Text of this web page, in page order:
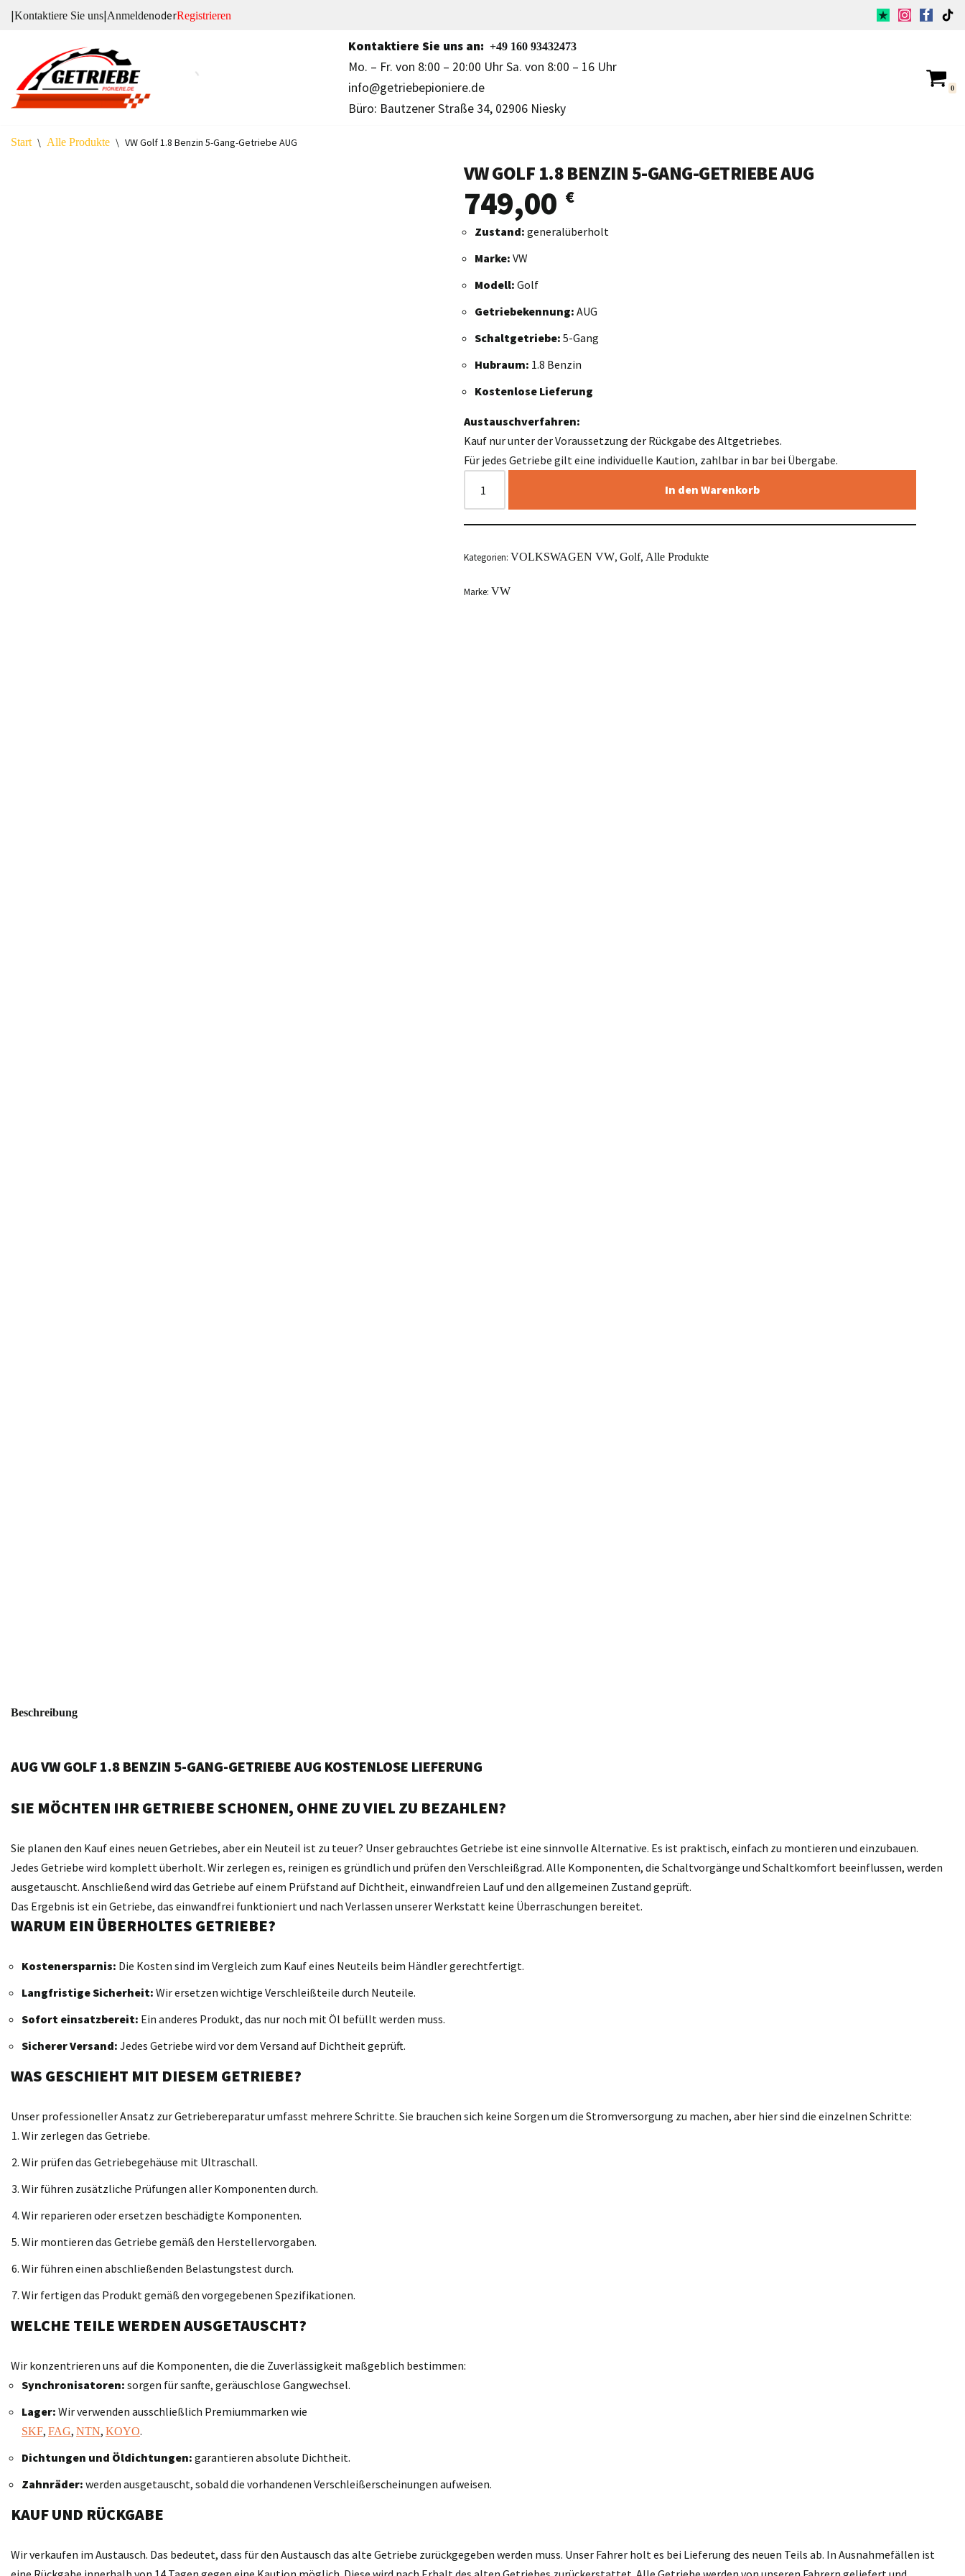
springen
|Kontaktiere Sie uns|AnmeldenoderRegistrieren
Kontaktiere Sie uns an: +49 160 93432473
Mo. – Fr. von 8:00 – 20:00 Uhr Sa. von 8:00 – 16 Uhr
info@getriebepioniere.de
Büro: Bautzener Straße 34, 02906 Niesky
0
Start \ Alle Produkte \ VW Golf 1.8 Benzin 5-Gang-Getriebe AUG
VW GOLF 1.8 BENZIN 5-GANG-GETRIEBE AUG
749,00 €
Zustand: generalüberholt
Marke: VW
Modell: Golf
Getriebekennung: AUG
Schaltgetriebe: 5-Gang
Hubraum: 1.8 Benzin
Kostenlose Lieferung
Austauschverfahren:
Kauf nur unter der Voraussetzung der Rückgabe des Altgetriebes.
Für jedes Getriebe gilt eine individuelle Kaution, zahlbar in bar bei Übergabe.
In den Warenkorb
Kategorien: VOLKSWAGEN VW, Golf, Alle Produkte
Marke: VW
Beschreibung
AUG VW GOLF 1.8 BENZIN 5-GANG-GETRIEBE AUG KOSTENLOSE LIEFERUNG
SIE MÖCHTEN IHR GETRIEBE SCHONEN, OHNE ZU VIEL ZU BEZAHLEN?
Sie planen den Kauf eines neuen Getriebes, aber ein Neuteil ist zu teuer? Unser gebrauchtes Getriebe ist eine sinnvolle Alternative. Es ist praktisch, einfach zu montieren und einzubauen.
Jedes Getriebe wird komplett überholt. Wir zerlegen es, reinigen es gründlich und prüfen den Verschleißgrad. Alle Komponenten, die Schaltvorgänge und Schaltkomfort beeinflussen, werden
ausgetauscht. Anschließend wird das Getriebe auf einem Prüfstand auf Dichtheit, einwandfreien Lauf und den allgemeinen Zustand geprüft.
Das Ergebnis ist ein Getriebe, das einwandfrei funktioniert und nach Verlassen unserer Werkstatt keine Überraschungen bereitet.
WARUM EIN ÜBERHOLTES GETRIEBE?
Kostenersparnis: Die Kosten sind im Vergleich zum Kauf eines Neuteils beim Händler gerechtfertigt.
Langfristige Sicherheit: Wir ersetzen wichtige Verschleißteile durch Neuteile.
Sofort einsatzbereit: Ein anderes Produkt, das nur noch mit Öl befüllt werden muss.
Sicherer Versand: Jedes Getriebe wird vor dem Versand auf Dichtheit geprüft.
WAS GESCHIEHT MIT DIESEM GETRIEBE?
Unser professioneller Ansatz zur Getriebereparatur umfasst mehrere Schritte. Sie brauchen sich keine Sorgen um die Stromversorgung zu machen, aber hier sind die einzelnen Schritte:
Wir zerlegen das Getriebe.
Wir prüfen das Getriebegehäuse mit Ultraschall.
Wir führen zusätzliche Prüfungen aller Komponenten durch.
Wir reparieren oder ersetzen beschädigte Komponenten.
Wir montieren das Getriebe gemäß den Herstellervorgaben.
Wir führen einen abschließenden Belastungstest durch.
Wir fertigen das Produkt gemäß den vorgegebenen Spezifikationen.
WELCHE TEILE WERDEN AUSGETAUSCHT?
Wir konzentrieren uns auf die Komponenten, die die Zuverlässigkeit maßgeblich bestimmen:
Synchronisatoren: sorgen für sanfte, geräuschlose Gangwechsel.
Lager: Wir verwenden ausschließlich Premiummarken wie
SKF, FAG, NTN, KOYO.
Dichtungen und Öldichtungen: garantieren absolute Dichtheit.
Zahnräder: werden ausgetauscht, sobald die vorhandenen Verschleißerscheinungen aufweisen.
KAUF UND RÜCKGABE
Wir verkaufen im Austausch. Das bedeutet, dass für den Austausch das alte Getriebe zurückgegeben werden muss. Unser Fahrer holt es bei Lieferung des neuen Teils ab. In Ausnahmefällen ist